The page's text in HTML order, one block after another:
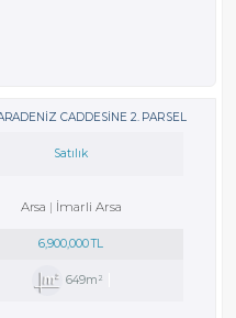
CADDESINE 2. PARSEL
Satılık
Arsa İmarli Arsa
6,900,000 TL
649m²